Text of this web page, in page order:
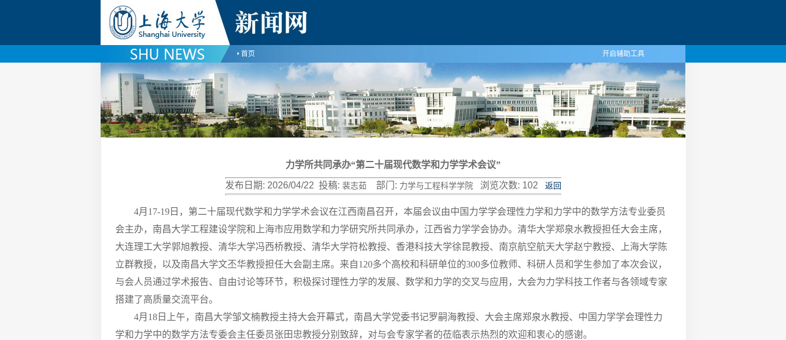
首页 开启辅助工具
力学所共同承办“第二十届现代数学和力学学术会议”
发布日期: 2026/04/22 投稿: 裴志茹 部门: 力学与工程科学学院 浏览次数: 102 返回
4月17-19日，第二十届现代数学和力学学术会议在江西南昌召开，本届会议由中国力学学会理性力学和力学中的数学方法专业委员
会主办，南昌大学工程建设学院和上海市应用数学和力学研究所共同承办，江西省力学学会协办。清华大学郑泉水教授担任大会主席，
大连理工大学郭旭教授、清华大学冯西桥教授、清华大学符松教授、香港科技大学徐昆教授、南京航空航天大学赵宁教授、上海大学陈
立群教授，以及南昌大学文丕华教授担任大会副主席。来自120多个高校和科研单位的300多位教师、科研人员和学生参加了本次会议，
与会人员通过学术报告、自由讨论等环节，积极探讨理性力学的发展、数学和力学的交叉与应用，大会为力学科技工作者与各领域专家
搭建了高质量交流平台。
4月18日上午，南昌大学邹文楠教授主持大会开幕式，南昌大学党委书记罗嗣海教授、大会主席郑泉水教授、中国力学学会理性力
学和力学中的数学方法专委会主任委员张田忠教授分别致辞，对与会专家学者的莅临表示热烈的欢迎和衷心的感谢。